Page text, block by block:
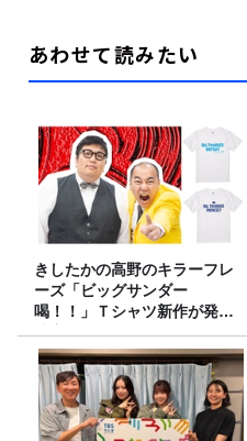
あわせて読みたい
きしたかの高野のキラーフレ
ーズ「ビッグサンダー
喝！！」Ｔシャツ新作が発売
決定！